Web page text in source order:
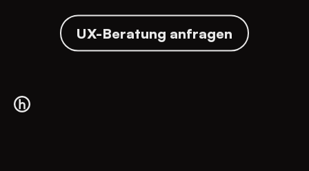
UX-Beratung anfragen